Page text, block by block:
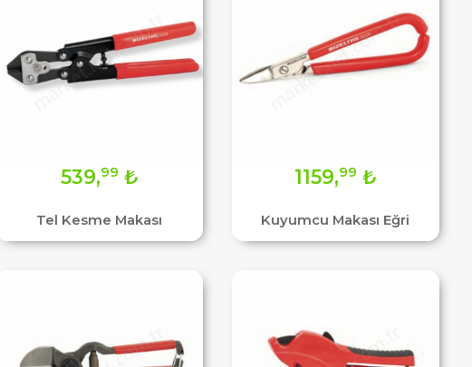
Tel Kesme Makası
539,99 ₺
Kuyumcu Makası Eğri
1159,99 ₺